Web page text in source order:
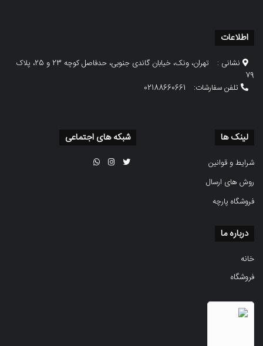
اطلاعات
نشانی :
تهران، ونک، خیابان گاندی جنوبی، حدفاصل کوچه 23 و 25، پلاک
79
تلفن سفارشات:
02188660661
لینک ها
شرایط و قوانین
روش های ارسال
فروشگاه پارچه
شبکه های اجتماعی
درباره ما
خانه
فروشگاه